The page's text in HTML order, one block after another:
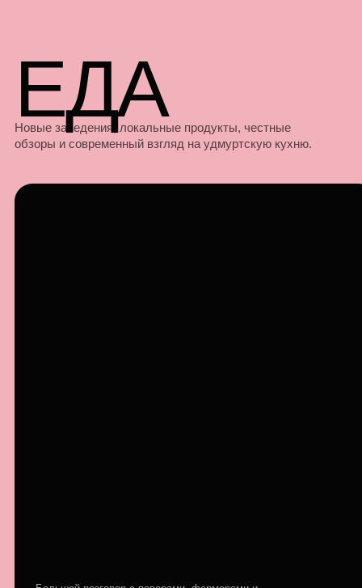
ЕДА
Новые заведения, локальные продукты, честные
обзоры и современный взгляд на удмуртскую кухню.